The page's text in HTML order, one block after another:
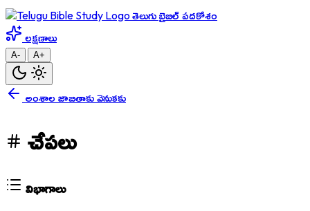
తెలుగు బైబిల్ పదకోశం
లక్షణాలు
A- A+
అంశాల జాబితాకు వెనుకకు
చేపలు
విభాగాలు